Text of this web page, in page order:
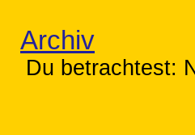
Archiv
Du betrachtest: